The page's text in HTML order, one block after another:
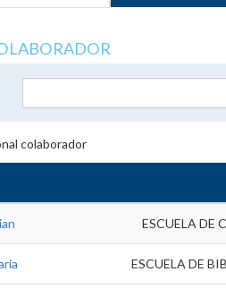
colaborador
ESCUELA DE
ESCUELA DE